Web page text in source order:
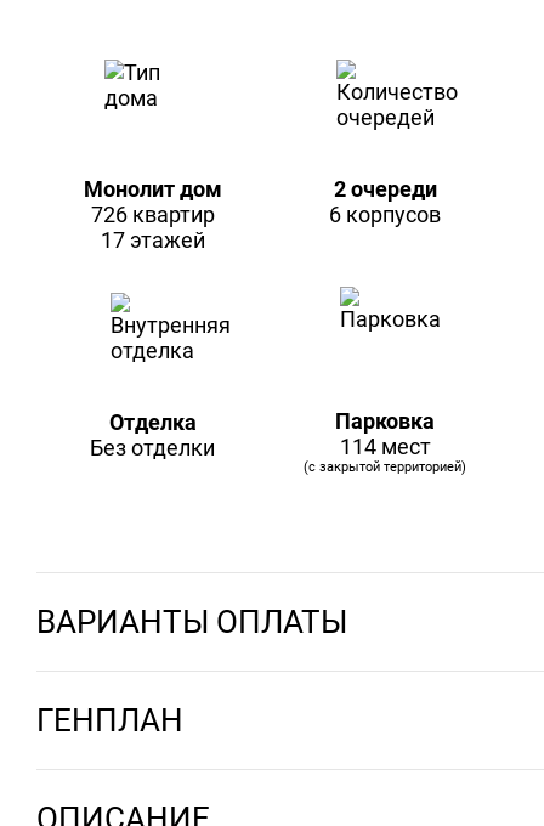
Монолит дом
726 квартир
17 этажей
2 очереди
6 корпусов
Отделка
Без отделки
Парковка
114 мест
(с закрытой территорией)
ВАРИАНТЫ ОПЛАТЫ
ГЕНПЛАН